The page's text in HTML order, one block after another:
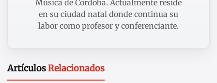
Música de Córdoba. Actualmente reside
en su ciudad natal donde continua su
labor como profesor y conferenciante.
ArtículosRelacionados